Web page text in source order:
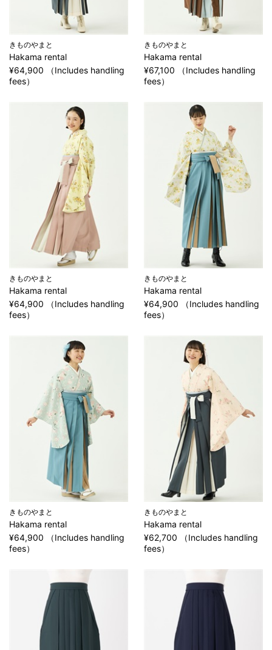
きものやまと
Hakama rental
¥64,900 （Includes handling
fees）
きものやまと
Hakama rental
¥67,100 （Includes handling
fees）
きものやまと
Hakama rental
¥64,900 （Includes handling
fees）
きものやまと
Hakama rental
¥64,900 （Includes handling
fees）
きものやまと
Hakama rental
¥64,900 （Includes handling
fees）
きものやまと
Hakama rental
¥62,700 （Includes handling
fees）